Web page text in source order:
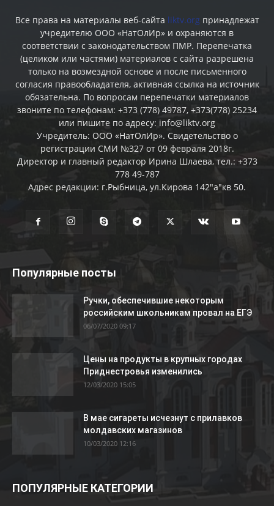
Все права на материалы веб-сайта liktv.org принадлежат
учредителю ООО «НатОлИр» и охраняются в
соответствии с законодательством ПМР. Перепечатка
(целиком или частями) материалов c сайта разрешена
только на возмездной основе и после письменного
согласия правообладателя, активная ссылка на источник
обязательна. По вопросам перепечатки материалов
звоните по телефонам: +373 (778) 49787, +373(778) 25234
или пишите по адресу: info@liktv.org
Учредитель: ООО «НатОлИр». Свидетельство о
регистрации СМИ №327 от 09 февраля 2018г.
Директор и главный редактор Ирина Шлаева, тел.: +373
778 49-787
Адрес редакции: г.Рыбница, ул.Кирова 142"а"кв 50.
Популярные посты
Ручки, обеспечившие некоторым
российским школьникам провал на ЕГЭ
06/07/2020 09:17
Цены на продукты в крупных городах
Приднестровья изменились
12/03/2020 15:05
В мае сигареты исчезнут с прилавков
молдавских магазинов
10/03/2020 12:16
ПОПУЛЯРНЫЕ КАТЕГОРИИ